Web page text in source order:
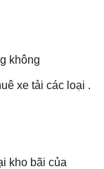
không
xe tải các loại .
kho bãi của